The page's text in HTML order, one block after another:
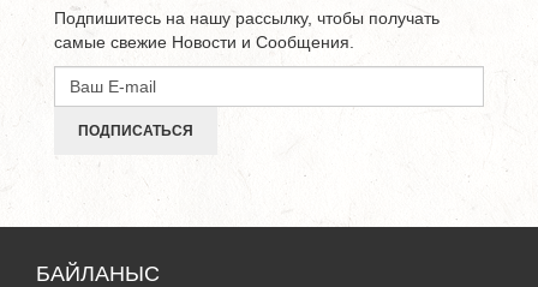
Подпишитесь на нашу рассылку, чтобы получать
самые свежие Новости и Сообщения.
ПОДПИСАТЬСЯ
БАЙЛАНЫС